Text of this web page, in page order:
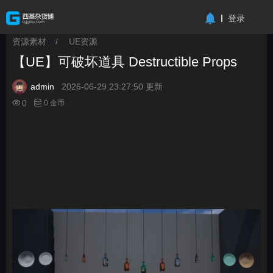
登录
资源素材 / UE资源
【UE】可破坏道具 Destructible Props
admin
2026-06-29 23:27:50 更新
0
0 金币